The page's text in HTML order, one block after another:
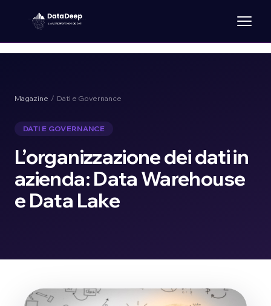
Magazine / Dati e Governance
DATI E GOVERNANCE
L’organizzazione dei dati in
azienda: Data Warehouse
e Data Lake